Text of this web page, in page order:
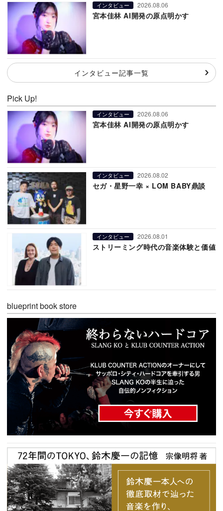
インタビュー 2026.08.06
宮本佳林 AI開発の原点明かす
インタビュー記事一覧
Pick Up!
インタビュー 2026.08.06
宮本佳林 AI開発の原点明かす
インタビュー 2026.08.02
セガ・星野一幸 × LOM BABY鼎談
インタビュー 2026.08.01
ストリーミング時代の音楽体験と価値
blueprint book store